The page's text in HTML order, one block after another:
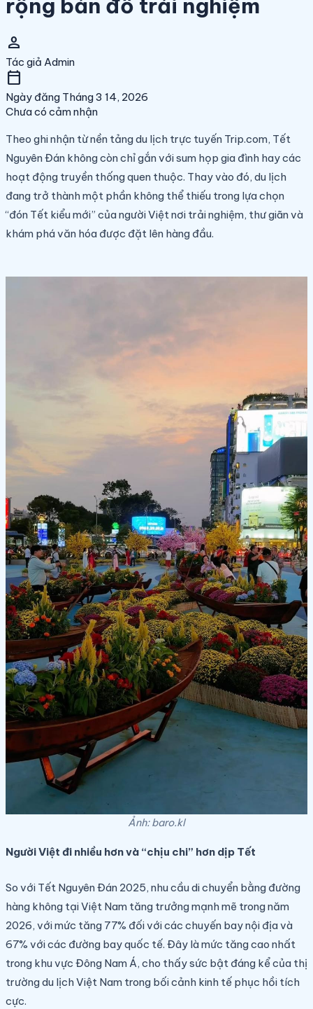
rộng bản đồ trải nghiệm
person
Tác giả Admin
calendar_today
Ngày đăng Tháng 3 14, 2026
Chưa có cảm nhận
Theo ghi nhận từ nền tảng du lịch trực tuyến Trip.com, Tết
Nguyên Đán không còn chỉ gắn với sum họp gia đình hay các
hoạt động truyền thống quen thuộc. Thay vào đó, du lịch
đang trở thành một phần không thể thiếu trong lựa chọn
“đón Tết kiểu mới” của người Việt nơi trải nghiệm, thư giãn và
khám phá văn hóa được đặt lên hàng đầu.
Ảnh: baro.kl
Người Việt đi nhiều hơn và “chịu chi” hơn dịp Tết
So với Tết Nguyên Đán 2025, nhu cầu di chuyển bằng đường
hàng không tại Việt Nam tăng trưởng mạnh mẽ trong năm
2026, với mức tăng 77% đối với các chuyến bay nội địa và
67% với các đường bay quốc tế. Đây là mức tăng cao nhất
trong khu vực Đông Nam Á, cho thấy sức bật đáng kể của thị
trường du lịch Việt Nam trong bối cảnh kinh tế phục hồi tích
cực.